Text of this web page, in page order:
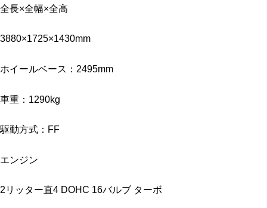
全長×全幅×全高
3880×1725×1430mm
ホイールベース：2495mm
車重：1290kg
駆動方式：FF
エンジン
2リッター直4 DOHC 16バルブ ターボ